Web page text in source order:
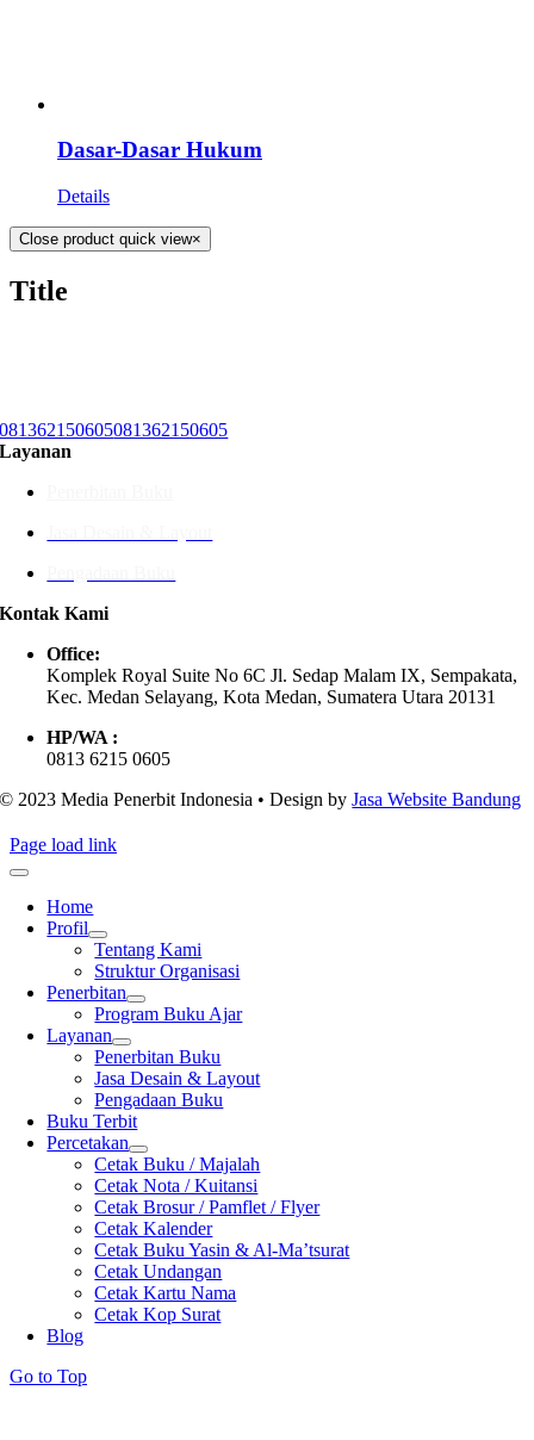
Dasar-Dasar Hukum
Details
Close product quick view×
Title
081362150605081362150605
Layanan
Kontak Kami
Office:
Komplek Royal Suite No 6C Jl. Sedap Malam IX, Sempakata,
Kec. Medan Selayang, Kota Medan, Sumatera Utara 20131
HP/WA :
0813 6215 0605
© 2023 Media Penerbit Indonesia • Design byJasa Website Bandung
Page load link
Home
Profil
Tentang Kami
Struktur Organisasi
Penerbitan
Program Buku Ajar
Layanan
Penerbitan Buku
Jasa Desain & Layout
Pengadaan Buku
Buku Terbit
Percetakan
Cetak Buku / Majalah
Cetak Nota / Kuitansi
Cetak Brosur / Pamflet / Flyer
Cetak Kalender
Cetak Buku Yasin & Al-Ma’tsurat
Cetak Undangan
Cetak Kartu Nama
Cetak Kop Surat
Blog
Go to Top